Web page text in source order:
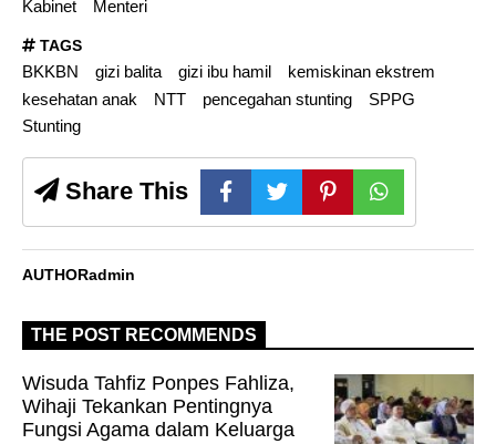
Kabinet Menteri
TAGS
BKKBN gizi balita gizi ibu hamil
kemiskinan ekstrem
kesehatan anak
NTT pencegahan stunting
SPPG
Stunting
Share This
AUTHORadmin
THE POST RECOMMENDS
Wisuda Tahfiz Ponpes Fahliza,
Wihaji Tekankan Pentingnya
Fungsi Agama dalam Keluarga